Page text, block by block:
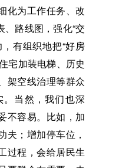
化为工作任务、改
路线图，强化“交
有组织地把“好房
宅加装电梯、历史
架空线治理等群众
当然，我们也深
不容易。比如，加
夫；增加停车位，
过程，会给居民生